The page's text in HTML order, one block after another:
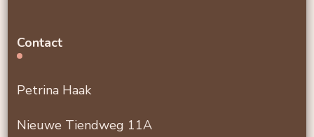
Contact
Petrina Haak
Nieuwe Tiendweg 11A